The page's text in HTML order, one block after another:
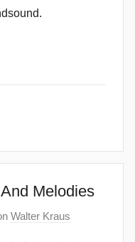
Melodies
Walter Kraus